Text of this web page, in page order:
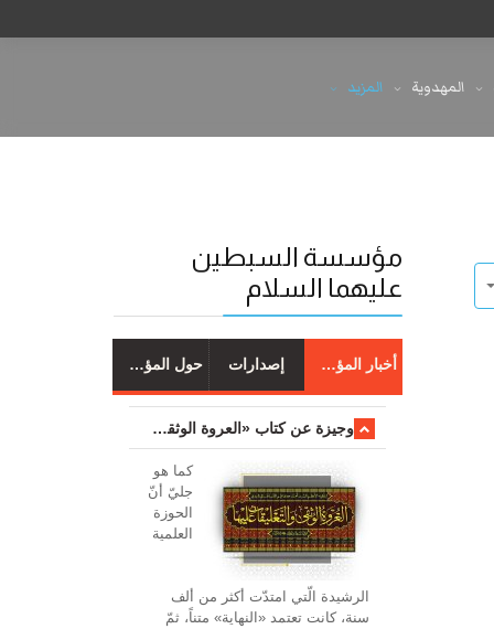
المهدوية المزيد
مؤسسة السبطين
عليهما السلام
أخبار المؤسسة إصدارات حول المؤسسة
وجیزة عن کتاب «العروة الوثقی والتعلیقات علیها»
کما هو
جليّ أنّ
الحوزة
العلمیة
الرشیدة الّتي امتدّت أكثر من ألف
سنة، كانت تعتمد «النهاية» متناً، ثمّ